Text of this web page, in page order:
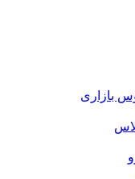
بازاری